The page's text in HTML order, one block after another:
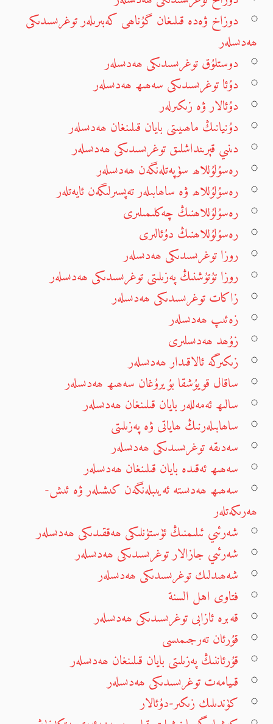
دوزاخ ۋەدە قىلىغان گۇناھى كەبىرىلەر توغرىسىدىكى
ھەدىسلەر
دوستلۇق توغرىسىدىكى ھەدىسلەر
دۇئا توغرىسىدىكى سەھىھ ھەدىسلەر
دۇئالار ۋە زىكىرلەر
دۇنيانىڭ ماھىيىتى بايان قىلىنغان ھەدىسلەر
دىنىي قېرىنداشلىق توغرىسىدىكى ھەدىسلەر
رەسۇلۇللاھ سۈپەتلەنگەن ھەدىسلەر
رەسۇلۇللاھ ۋە ساھابىلەر تەپسىرلىگەن ئايەتلەر
رەسۇلۇللاھنىڭ چەكلىمىلىرى
رەسۇلۇللاھنىڭ دۇئالىرى
روزا توغرىسىدىكى ھەدىسلەر
روزا تۇتۇشنىڭ پەزىلىتى توغرىسىدىكى ھەدىسلەر
زاكات توغرىسىدىكى ھەدىسلەر
زەئىپ ھەدىسلەر
زۇھد ھەدىسلىرى
زىكىرگە ئالاقىدار ھەدىسلەر
ساقال قويۇشقا بۇيرۇغان سەھىھ ھەدىسلەر
سالىھ ئەمەللەر بايان قىلىنغان ھەدىسلەر
ساھابىلەرنىڭ ھاياتى ۋە پەزىلىتى
سەدىقە توغرىسىدىكى ھەدىسلەر
سەھىھ ئەقىدە بايان قىلىنغان ھەدىسلەر
سەھىھ ھەدىستە ئەيىبلەنگەن كىشىلەر ۋە ئىش-
ھەرىكەتلەر
شەرئىي ئىلىمنىڭ ئۈستۈنلىكى ھەققىدىكى ھەدىسلەر
شەرئىي جازالار توغرىسىدىكى ھەدىسلەر
شەھىدلىك توغرىسىدىكى ھەدىسلەر
فتاوى اهل السنة
قەبرە ئازابى توغرىسىدىكى ھەدىسلەر
قۇرئان تەرجىمىسى
قۇرئاننىڭ پەزىلىتى بايان قىلىنغان ھەدىسلەر
قىيامەت توغرىسىدىكى ھەدىسلەر
كۈندىلىك زىكىر-دۇئالار